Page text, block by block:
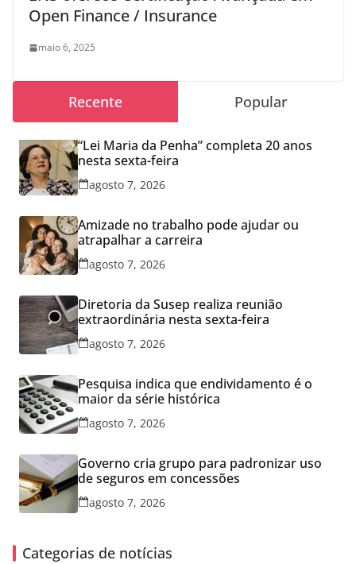
Open Finance / Insurance
maio 6, 2025
Recente Popular
“Lei Maria da Penha” completa 20 anos
nesta sexta-feira
agosto 7, 2026
Amizade no trabalho pode ajudar ou
atrapalhar a carreira
agosto 7, 2026
Diretoria da Susep realiza reunião
extraordinária nesta sexta-feira
agosto 7, 2026
Pesquisa indica que endividamento é o
maior da série histórica
agosto 7, 2026
Governo cria grupo para padronizar uso
de seguros em concessões
agosto 7, 2026
Categorias de notícias